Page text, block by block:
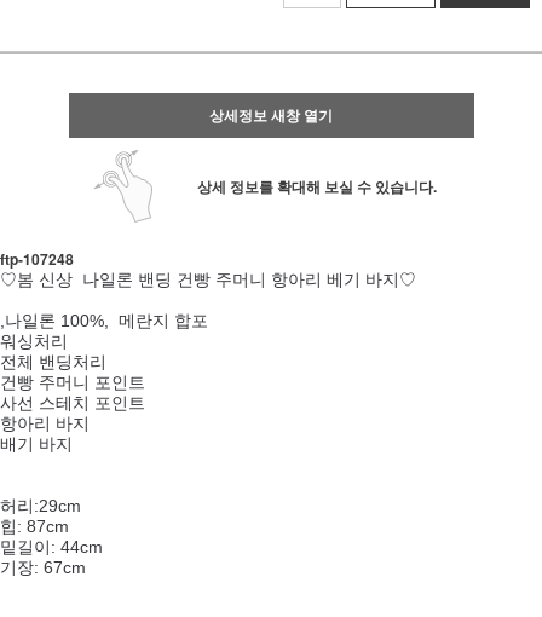
상세정보 새창 열기
상세 정보를 확대해 보실 수 있습니다.
ftp- 107248
♡봄 신상 나일론 밴딩 건빵 주머니 항아리 베기 바지♡
,나일론 100%, 메란지 합포
워싱처리
전체 밴딩처리
건빵 주머니 포인트
사선 스테치 포인트
항아리 바지
배기 바지
허리:29cm
힙: 87cm
밑길이: 44cm
기장: 67cm